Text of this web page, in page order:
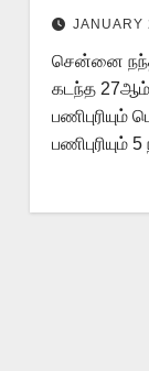
JANUARY
சென்னை
கடந்த 27ஆம்
பணிபுரியும்